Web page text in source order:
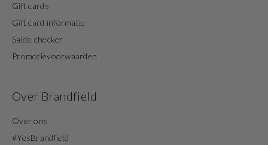
Gift cards
Gift card informatie
Saldo checker
Promotievoorwaarden
Over Brandfield
Over ons
#YesBrandfield